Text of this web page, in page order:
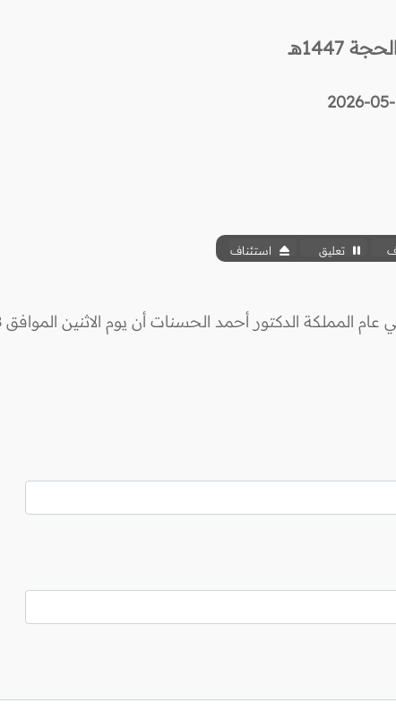
تعليق استئناف
الدكتور أحمد الحسنات أن يوم الاثنين الموافق 18/ 5/ 2026م هو غرة شهر ذي الحجة لعام 1447هـ.